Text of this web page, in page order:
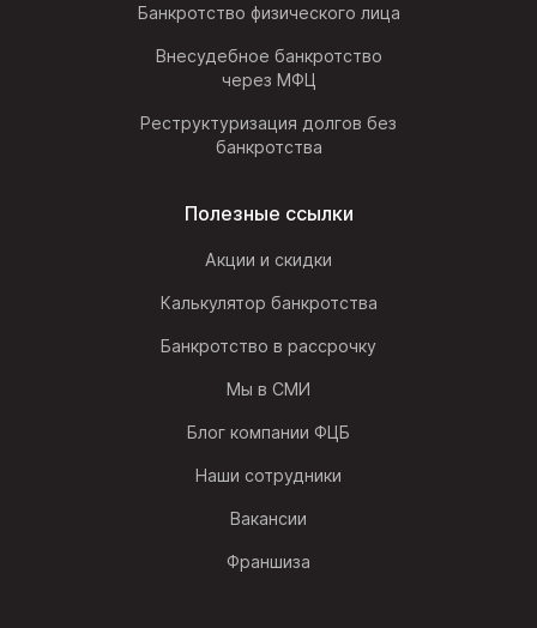
Банкротство физического лица
Внесудебное банкротство
через МФЦ
Реструктуризация долгов без
банкротства
Полезные ссылки
Акции и скидки
Калькулятор банкротства
Банкротство в рассрочку
Мы в СМИ
Блог компании ФЦБ
Наши сотрудники
Вакансии
Франшиза